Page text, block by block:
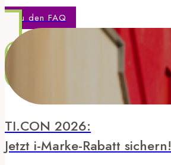
Zu den FAQ
TI.CON 2026:
Jetzt i-Marke-Rabatt sichern!